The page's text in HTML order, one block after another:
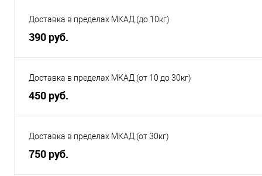
Доставка в пределах МКАД (до 10кг)
390 руб.
Доставка в пределах МКАД (от 10 до 30кг)
450 руб.
Доставка в пределах МКАД (от 30кг)
750 руб.